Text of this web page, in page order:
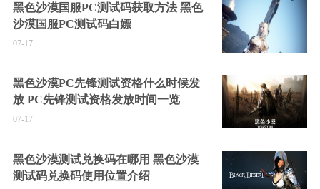
黑色沙漠国服PC测试码获取方法 黑色
沙漠国服PC测试码白嫖
07-17
黑色沙漠PC先锋测试资格什么时候发
放 PC先锋测试资格发放时间一览
07-17
黑色沙漠测试兑换码在哪用 黑色沙漠
测试码兑换码使用位置介绍